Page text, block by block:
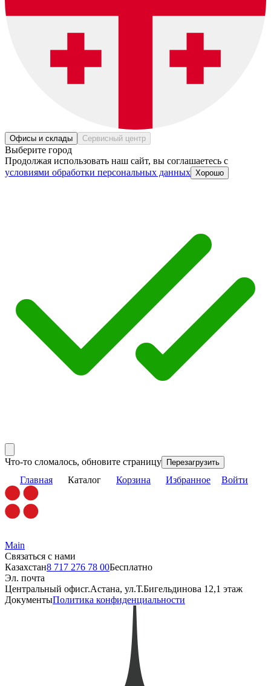
Офисы и склады Сервисный центр
Выберите город
Продолжая использовать наш сайт, вы соглашаетесь c
условиями обработки персональных данных Хорошо
Что-то сломалось, обновите страницу Перезагрузить
Главная Каталог Корзина Избранное Войти
Main
Связаться с нами
Казахстан8 717 276 78 00Бесплатно
Эл. почта
Центральный офисг.Астана, ул.Т.Бигельдинова 12,1 этаж
ДокументыПолитика конфиденциальности